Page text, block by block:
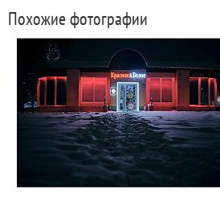
Похожие фотографии